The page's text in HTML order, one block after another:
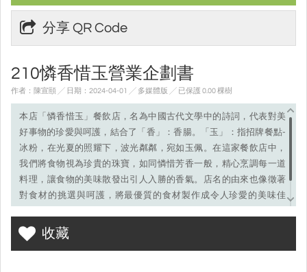
分享 QR Code
210憐香惜玉營業企劃書
作者：陳宣頤 ╱ 日期：2024-04-01 ╱ 多媒體版 ╱ 已保護 0.00 棵樹
本店「憐香惜玉」餐飲店，名為中國古代文學中的詩詞，代表對美
好事物的珍愛與呵護，結合了「香」：香腸。
「玉」：指招牌餐點-
冰粉，在光夏的照耀下，波光粼粼，宛如玉佩。在這家餐飲店中，
我們將食物視為珍貴的珠寶，如同憐惜芳香一般，精心烹調每一道
料理，讓食物的美味散發出引人入勝的香氣。 店名的由來也像徵著
對食材的挑選與呵護，將最優質的食材製作成令人珍愛的美味佳
收藏